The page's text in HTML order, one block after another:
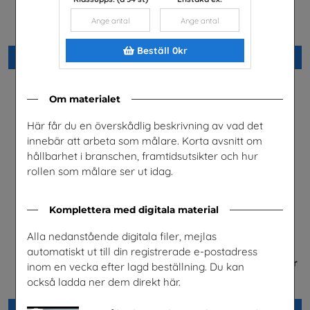
Beställ 0kr
Om materialet
Här får du en överskådlig beskrivning av vad det
innebär att arbeta som målare. Korta avsnitt om
hållbarhet i branschen, framtidsutsikter och hur
rollen som målare ser ut idag.
Komplettera med digitala material
Alla nedanstående digitala filer, mejlas
automatiskt ut till din registrerade e-postadress
inom en vecka efter lagd beställning. Du kan
också ladda ner dem direkt här.
Arabiska
Installatörsföretagen Service i
Sverige AB
framtidsjobb
Fordonstekniker
Volkswagen Group Sverige
Betald praktik som ingenjör
(Plansch)